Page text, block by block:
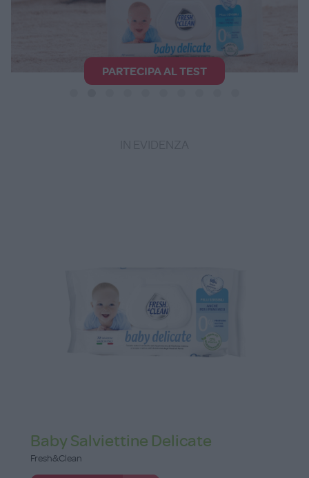
PARTECIPA AL TEST
Baby Salviettine Delicate
Fresh&Clean